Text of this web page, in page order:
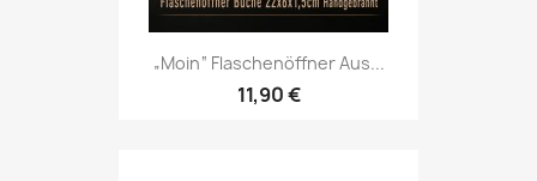
„Moin“ Flaschenöffner Aus...
11,90 €